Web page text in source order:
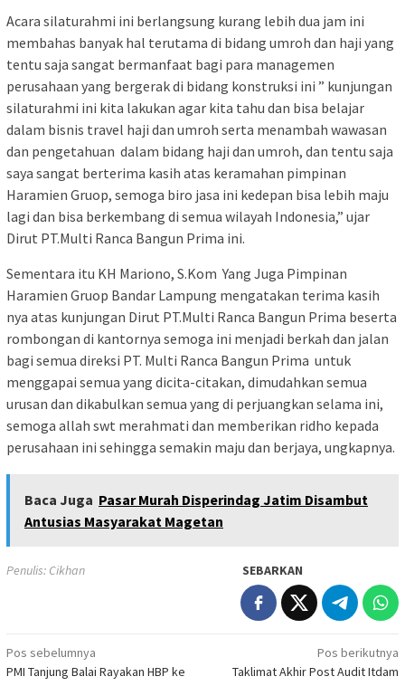
Acara silaturahmi ini berlangsung kurang lebih dua jam ini
membahas banyak hal terutama di bidang umroh dan haji yang
tentu saja sangat bermanfaat bagi para managemen
perusahaan yang bergerak di bidang konstruksi ini ” kunjungan
silaturahmi ini kita lakukan agar kita tahu dan bisa belajar
dalam bisnis travel haji dan umroh serta menambah wawasan
dan pengetahuan dalam bidang haji dan umroh, dan tentu saja
saya sangat berterima kasih atas keramahan pimpinan
Haramien Gruop, semoga biro jasa ini kedepan bisa lebih maju
lagi dan bisa berkembang di semua wilayah Indonesia,” ujar
Dirut PT.Multi Ranca Bangun Prima ini.
Sementara itu KH Mariono, S.Kom Yang Juga Pimpinan
Haramien Gruop Bandar Lampung mengatakan terima kasih
nya atas kunjungan Dirut PT.Multi Ranca Bangun Prima beserta
rombongan di kantornya semoga ini menjadi berkah dan jalan
bagi semua direksi PT. Multi Ranca Bangun Prima untuk
menggapai semua yang dicita-citakan, dimudahkan semua
urusan dan dikabulkan semua yang di perjuangkan selama ini,
semoga allah swt merahmati dan memberikan ridho kepada
perusahaan ini sehingga semakin maju dan berjaya, ungkapnya.
Baca Juga Pasar Murah Disperindag Jatim Disambut
Antusias Masyarakat Magetan
Penulis: Cikhan SEBARKAN
Navigasi
Pos sebelumnya
PMI Tanjung Balai Rayakan HBP ke
Pos berikutnya
Taklimat Akhir Post Audit Itdam